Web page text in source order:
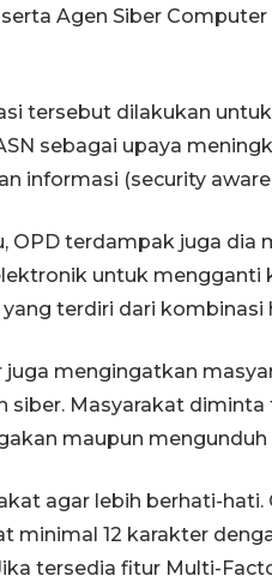
serta Agen Siber
tersebut dilakukan
sebagai upaya
informasi (security
OPD terdampak juga
untuk mengganti
terdiri dari kombinasi
juga mengingatkan
siber. Masyarakat
maupun
agar lebih berhati-
minimal 12 karakter
tersedia fitur Multi-